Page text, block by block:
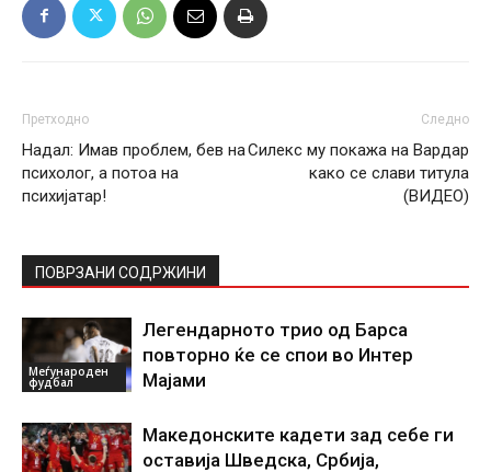
Претходно
Надал: Имав проблем, бев на
психолог, а потоа на
психијатар!
Следно
Силекс му покажа на Вардар
како се слави титула
(ВИДЕО)
ПОВРЗАНИ СОДРЖИНИ
Меѓународен
фудбал
Легендарното трио од Барса
повторно ќе се спои во Интер
Мајами
Македонските кадети зад себе ги
оставија Шведска, Србија,